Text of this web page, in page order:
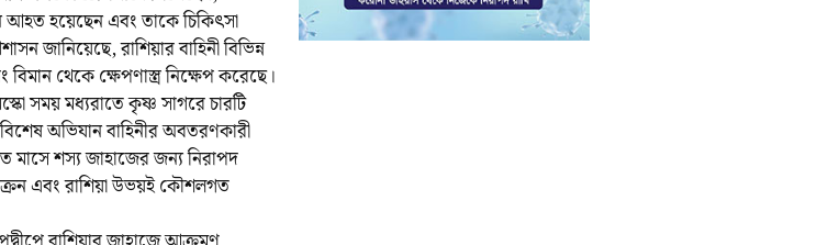
হয়েছেন এবং তাকে চিকিৎসা
জানিয়েছে, রাশিয়ার বাহিনী বিভিন্ন
থেকে ক্ষেপণাস্ত্র নিক্ষেপ করেছে।
সময় মধ্যরাতে কৃষ্ণ সাগরে চারটি
অভিযান বাহিনীর অবতরণকারী
মাসে শস্য জাহাজের জন্য নিরাপদ
এবং রাশিয়া উভয়ই কৌশলগত